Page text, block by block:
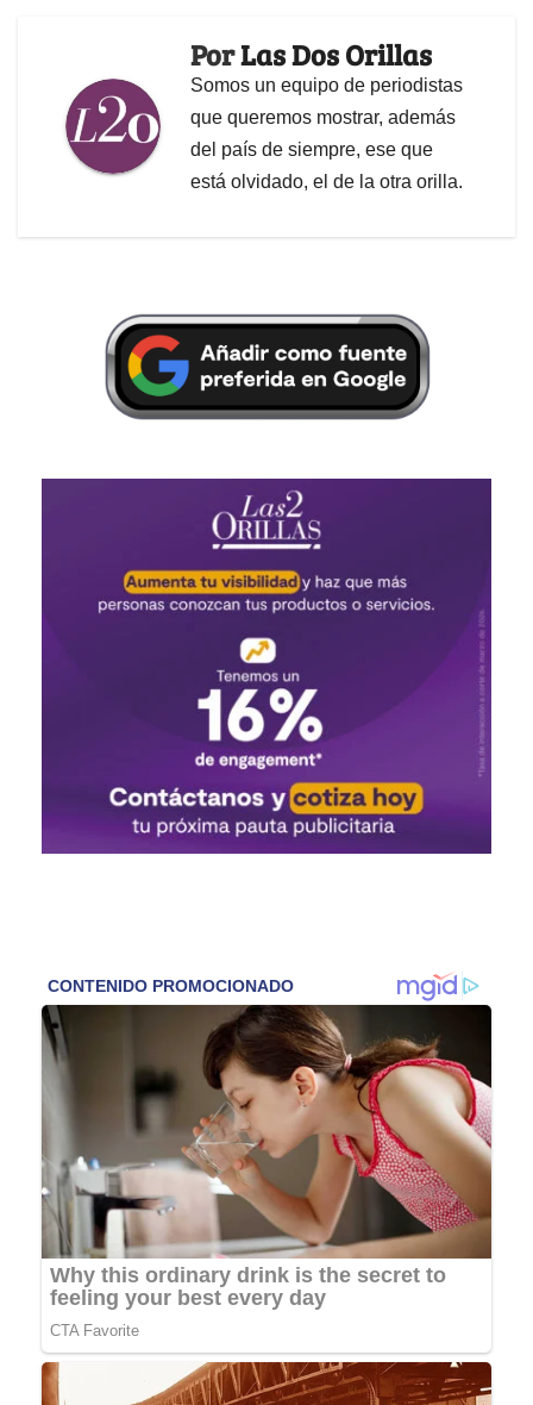
PorLas Dos Orillas
Somos un equipo de periodistas
que queremos mostrar, además
del país de siempre, ese que
está olvidado, el de la otra orilla.